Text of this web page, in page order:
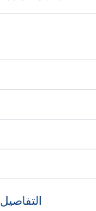
التفاصيل